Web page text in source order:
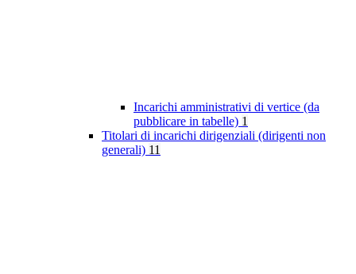
Incarichi amministrativi di vertice (da
pubblicare in tabelle) 1
Titolari di incarichi dirigenziali (dirigenti non
generali) 11